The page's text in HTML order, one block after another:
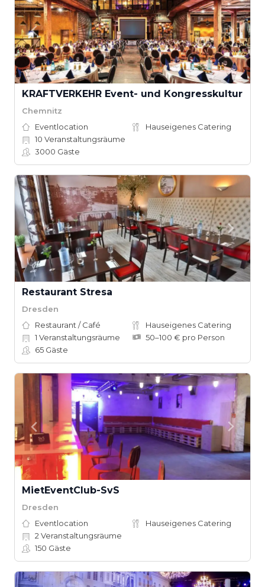
KRAFTVERKEHR Event- und Kongresskultur
Chemnitz
Eventlocation
Hauseigenes Catering
10 Veranstaltungsräume
3000 Gäste
Restaurant Stresa
Dresden
Restaurant / Café
Hauseigenes Catering
1 Veranstaltungsräume
50–100 € pro Person
65 Gäste
MietEventClub-SvS
Dresden
Eventlocation
Hauseigenes Catering
2 Veranstaltungsräume
150 Gäste